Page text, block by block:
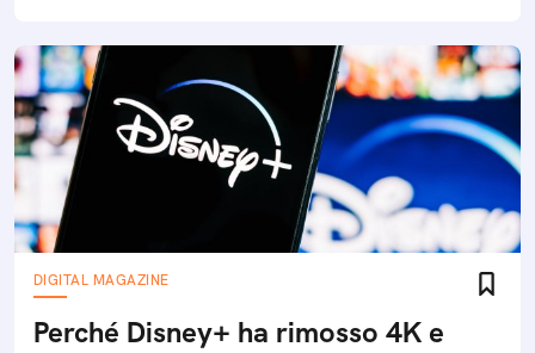
DIGITAL MAGAZINE
Perché Disney+ ha rimosso 4K e